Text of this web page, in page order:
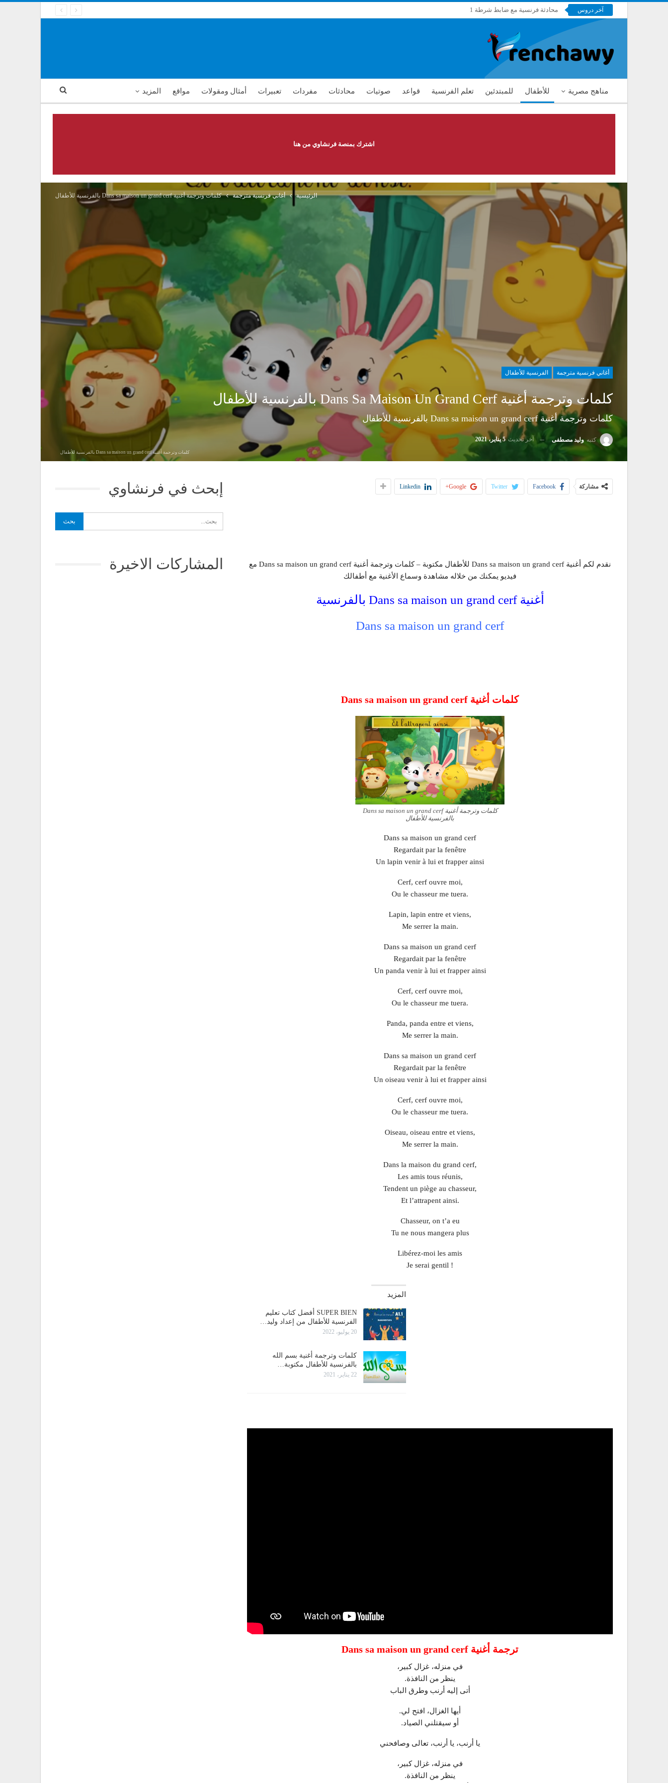
آخر دروس
فرنشاوي
محادثة فرنسية مع ضابط شرطة 1
مناهج مصرية للأطفال للمبتدئين تعلم الفرنسية قواعد صوتيات محادثات مفردات تعبيرات أمثال ومقولات مواقع المزيد
اشترك بمنصة فرنشاوي من هنا
الرئيسية أغاني فرنسية مترجمة كلمات وترجمة أغنية Dans sa maison un grand cerf بالفرنسية للأطفال
أغاني فرنسية مترجمة الفرنسية للأطفال
كلمات وترجمة أغنية Dans Sa Maison Un Grand Cerf بالفرنسية للأطفال
كلمات وترجمة أغنية Dans sa maison un grand cerf بالفرنسية للأطفال
كتبهوليد مصطفى آخر تحديث5 يناير، 2021
كلمات وترجمة أغنية Dans sa maison un grand cerf بالفرنسية للأطفال
مشاركة Facebook
Twitter
Google+
Linkedin
نقدم لكم أغنية Dans sa maison un grand cerf للأطفال مكتوبة – كلمات وترجمة أغنية Dans sa maison un grand cerf مع
فيديو يمكنك من خلاله مشاهدة وسماع الأغنية مع أطفالك
أغنية Dans sa maison un grand cerf بالفرنسية
Dans sa maison un grand cerf
كلمات أغنية Dans sa maison un grand cerf
كلمات وترجمة أغنية Dans sa maison un grand cerf
بالفرنسية للأطفال
Dans sa maison un grand cerf
Regardait par la fenêtre
Un lapin venir à lui et frapper ainsi
Cerf, cerf ouvre moi,
Ou le chasseur me tuera.
Lapin, lapin entre et viens,
Me serrer la main.
Dans sa maison un grand cerf
Regardait par la fenêtre
Un panda venir à lui et frapper ainsi
Cerf, cerf ouvre moi,
Ou le chasseur me tuera.
Panda, panda entre et viens,
Me serrer la main.
Dans sa maison un grand cerf
Regardait par la fenêtre
Un oiseau venir à lui et frapper ainsi
Cerf, cerf ouvre moi,
Ou le chasseur me tuera.
Oiseau, oiseau entre et viens,
Me serrer la main.
Dans la maison du grand cerf,
Les amis tous réunis,
Tendent un piège au chasseur,
Et l’attrapent ainsi.
Chasseur, on t’a eu
Tu ne nous mangera plus
Libérez-moi les amis
Je serai gentil !
المزيد
SUPER BIEN أفضل كتاب تعليم
الفرنسية للأطفال من إعداد وليد…
20 يوليو، 2022
كلمات وترجمة أغنية بسم الله
بالفرنسية للأطفال مكتوبة…
22 يناير، 2021
ترجمة أغنية Dans sa maison un grand cerf
في منزله، غزال كبير،
ينظر من النافذة.
أتى إليه أرنب وطرق الباب
أيها الغزال، افتح لي.
أو سيقتلني الصياد.
يا أرنب، يا أرنب، تعالى وصافحني
في منزله، غزال كبير،
ينظر من النافذة.
إبحث في فرنشاوي
المشاركات الاخيرة